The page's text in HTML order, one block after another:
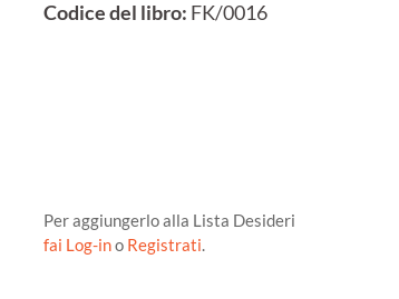
Codice del libro: FK/0016
Per aggiungerlo alla Lista Desideri
fai Log-ino Registrati.